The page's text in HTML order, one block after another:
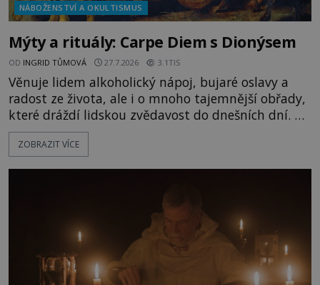
NÁBOŽENSTVÍ A OKULTISMUS
Mýty a rituály: Carpe Diem s Dionýsem
OD INGRID TŮMOVÁ 27.7.2026 3.1TIS
Věnuje lidem alkoholický nápoj, bujaré oslavy a
radost ze života, ale i o mnoho tajemnější obřady,
které dráždí lidskou zvědavost do dnešních dní. Co
doopravdy představuje bůh, jemuž Římané říkají
Bakchus? Mytologický příběh řeckého boha
ZOBRAZIT VÍCE